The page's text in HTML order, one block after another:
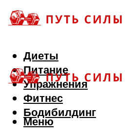
Диеты
Питание
Упражнения
Фитнес
Бодибилдинг
Меню